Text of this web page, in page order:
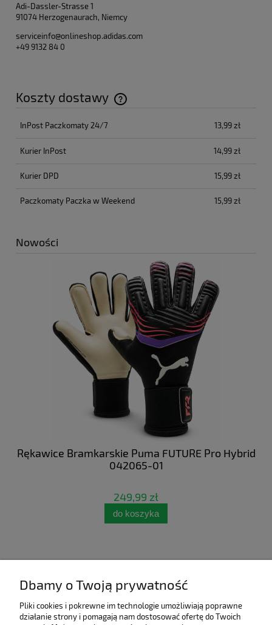
Adi-Dassler-Strasse 1
91074 Herzogenaurach, Niemcy
serviceinfo@onlineshop.adidas.com
+49 9132 84 0
Koszty dostawy
Cena nie zawiera ewentualnych kosztów płatności
InPost Paczkomaty 24/7 13,99 zł
Kurier InPost 14,99 zł
Kurier DPD 15,99 zł
Paczkomaty Paczka w Weekend 15,99 zł
Nowości
Rękawice Bramkarskie Puma FUTURE Pro Hybrid
042065-01
249,99 zł
do koszyka
Dbamy o Twoją prywatność
Pliki cookies i pokrewne im technologie umożliwiają poprawne
działanie strony i pomagają nam dostosować ofertę do Twoich